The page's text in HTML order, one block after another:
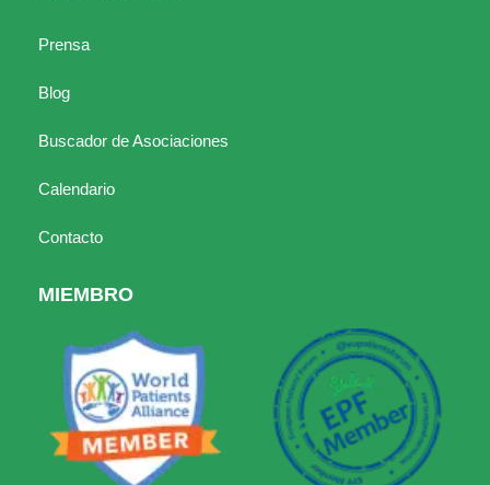
Prensa
Blog
Buscador de Asociaciones
Calendario
Contacto
MIEMBRO